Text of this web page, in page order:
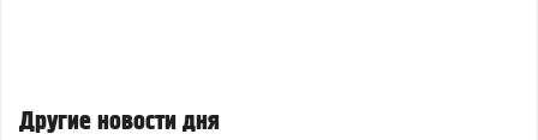
Другие новости дня